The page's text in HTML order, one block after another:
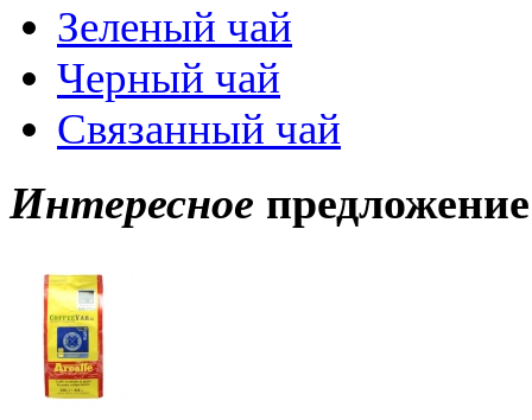
Зеленый чай
Черный чай
Связанный чай
Интересное предложение